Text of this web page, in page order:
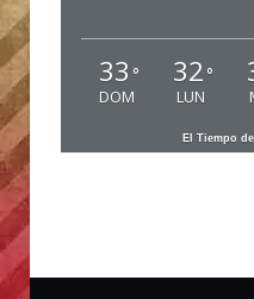
33 °
DOM
32 °
LUN
El Tiempo